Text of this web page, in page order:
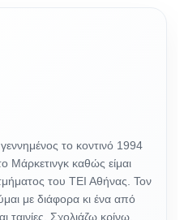
γεννημένος το κοντινό 1994
Μάρκετινγκ καθώς είμαι
του ΤΕΙ Αθήνας. Τον
με διάφορα κι ένα από
ταινίες. Σχολιάζω,κρίνω,